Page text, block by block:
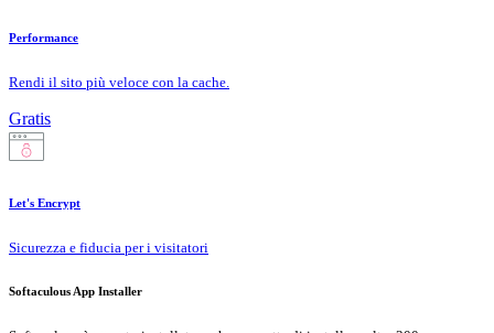
Performance
Rendi il sito più veloce con la cache.
Gratis
Let's Encrypt
Sicurezza e fiducia per i visitatori
Softaculous App Installer